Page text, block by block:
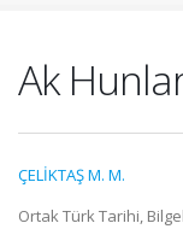
Ak
ÇELİKTAŞ M. M.
Ortak Türk Tarihi,